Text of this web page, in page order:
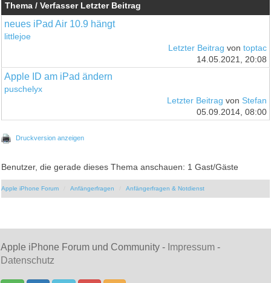
Thema / Verfasser Letzter Beitrag
neues iPad Air 10.9 hängt
littlejoe
Letzter Beitrag von toptac
14.05.2021, 20:08
Apple ID am iPad ändern
puschelyx
Letzter Beitrag von Stefan
05.09.2014, 08:00
Druckversion anzeigen
Benutzer, die gerade dieses Thema anschauen: 1 Gast/Gäste
Apple iPhone Forum Anfängerfragen Anfängerfragen & Notdienst
Apple iPhone Forum und Community - Impressum -
Datenschutz